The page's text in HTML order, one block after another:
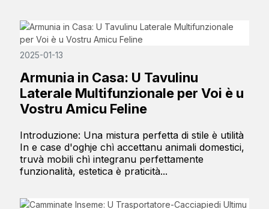
2025-01-13
Armunia in Casa: U Tavulinu
Laterale Multifunzionale per Voi è u
Vostru Amicu Feline
Introduzione: Una mistura perfetta di stile è utilità
In e case d'oghje chì accettanu animali domestici,
truvà mobili chì integranu perfettamente
funzionalità, estetica è praticità...